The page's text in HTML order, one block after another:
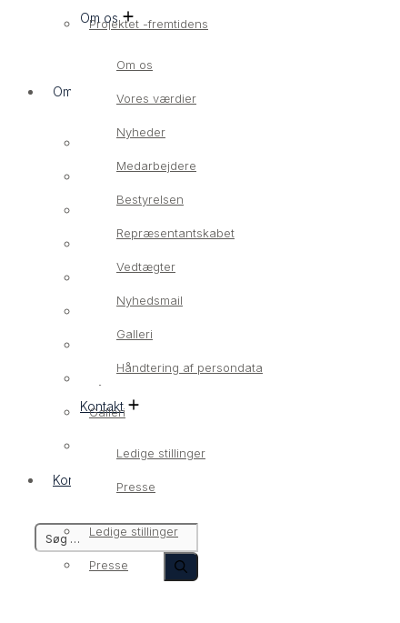
Om os
Om os
Vores værdier
Nyheder
Medarbejdere
Bestyrelsen
Repræsentantskabet
Vedtægter
Nyhedsmail
Galleri
Håndtering af persondata
Kontakt
Ledige stillinger
Presse
Projektet -fremtidens
Om os
Om os
Vores værdier
Nyheder
Medarbejdere
Bestyrelsen
Repræsentantskabet
Vedtægter
Nyhedsmail
Galleri
Kontakt
Ledige stillinger
Presse